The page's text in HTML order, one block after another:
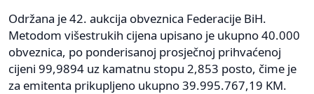
Održana je 42. aukcija obveznica Federacije BiH.
Metodom višestrukih cijena upisano je ukupno 40.000
obveznica, po ponderisanoj prosječnoj prihvaćenoj
cijeni 99,9894 uz kamatnu stopu 2,853 posto, čime je
za emitenta prikupljeno ukupno 39.995.767,19 KM.